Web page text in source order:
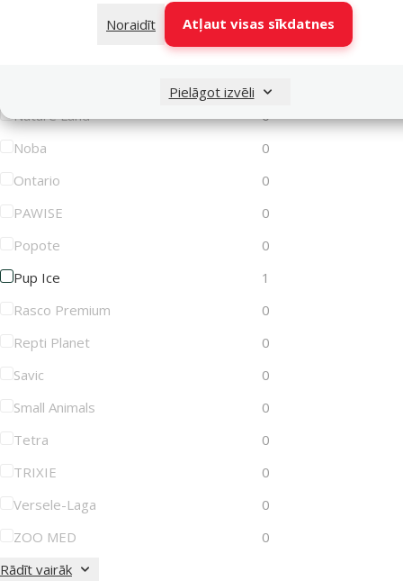
Noraidīt
Atļaut visas sīkdatnes
Pielāgot izvēli
0
0
Nature Land
0
Noba
0
Ontario
0
PAWISE
0
Popote
0
Pup Ice
1
Rasco Premium
0
Repti Planet
0
Savic
0
Small Animals
0
Tetra
0
TRIXIE
0
Versele-Laga
0
ZOO MED
0
Rādīt vairāk